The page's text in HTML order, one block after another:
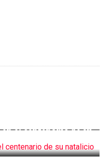
el centenario de su